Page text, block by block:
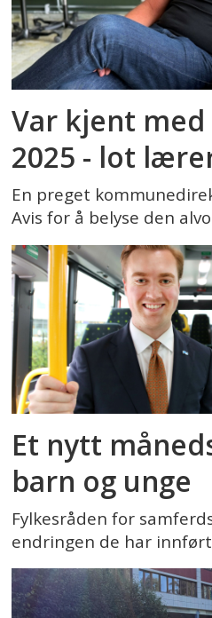
Var kjent
2025 - lot
En preget
Avis for å belyse den
Et nytt
barn og unge
Fylkesråden for
endringen de har